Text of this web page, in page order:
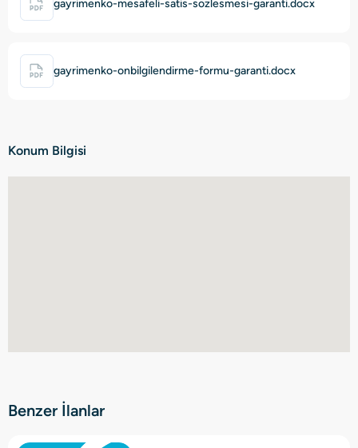
gayrimenko-mesafeli-satis-sozlesmesi-garanti.docx
gayrimenko-onbilgilendirme-formu-garanti.docx
Konum Bilgisi
Benzer İlanlar